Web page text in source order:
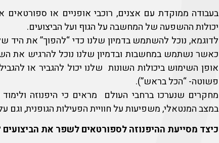
בעבודה ממוקדת עם אצנים, רוכבי אופניים או ספורטאים
יכולות ההשפעה של המחשבה על הגוף ועל הביצועים.
לדוגמא, נוכל להשתמש בדמיון שלנו כדי “להפוך” את היד
כאשר נשתמש במחשבות ובדמיון שלנו נוכל להרגיש את
אופן השימוש ביכולות השונות שלנו יכול להגביר או
פשוטה- “הכל בראש”).
מחקרים שנערכו ברחבי העולם מראים כי היפנוזה
במצב המנטאלי, משפיעות על חוויית הפעילות הגופנית, וגם
כיצד מסייעת ההיפנוזה לספורטאים לשפר את הביצועים